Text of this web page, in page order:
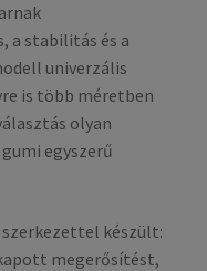
a stabilitás és a
univerzális
is több méretben
olyan
egyszerű
készült:
megerősítést,